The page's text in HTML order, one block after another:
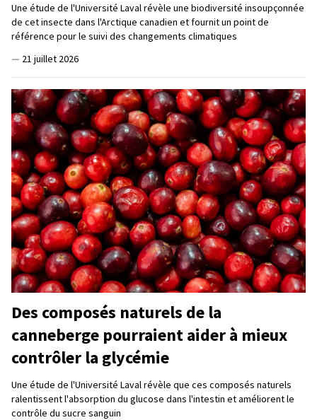
Une étude de l'Université Laval révèle une biodiversité insoupçonnée
de cet insecte dans l'Arctique canadien et fournit un point de
référence pour le suivi des changements climatiques
— 21 juillet 2026
Des composés naturels de la
canneberge pourraient aider à mieux
contrôler la glycémie
Une étude de l'Université Laval révèle que ces composés naturels
ralentissent l'absorption du glucose dans l'intestin et améliorent le
contrôle du sucre sanguin